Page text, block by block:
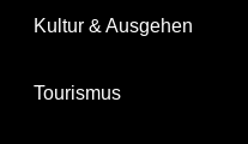
Kultur & Ausgehen
Tourismus